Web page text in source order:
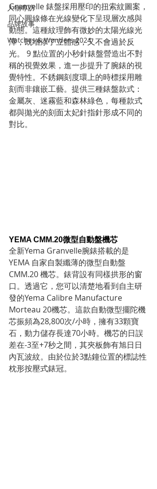
人物專訪
品牌故事
Watches & Wonders 2024
Granvelle 錶盤採用壓印的扭索紋圖案，
同心圓線條在光線變化下呈現層次感與
動態。這種紋理飾有微妙的太陽光線光
澤，既增添了立體感，又不會過於反
光。 9 點位置的小秒針錶盤營造出不對
稱的視覺效果，進一步提升了腕錶的視
覺特性。不銹鋼刻度環上的時標採用雕
刻而非鑲嵌工藝。提供三種錶盤款式：
金屬灰、迷霧藍和森林綠色，每種款式
都與拋光的刻面太妃針指針形成不同的
對比。
YEMA CMM.20微型自動盤機芯
全新Yema Granvelle腕錶搭載的是
YEMA 自家自製纖薄的微型自動盤
CMM.20 機芯。錶背設有同樣拱形的窗
口。透過它，您可以清楚地看到自主研
發的Yema Calibre Manufacture
Morteau 20機芯。這款自動微型擺陀機
芯振頻為28,800次/小時，擁有33顆寶
石，動力儲存長達70小時。機芯的日誤
差在-3至+7秒之間，其夾板飾有旭日日
內瓦波紋。由於位於3點鐘位置的標誌性
枕形按壓式錶冠。